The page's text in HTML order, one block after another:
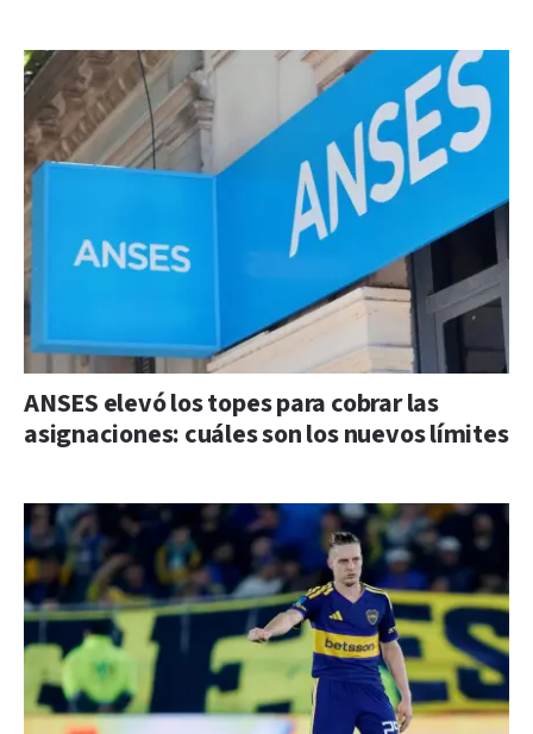
ANSES elevó los topes para cobrar las
asignaciones: cuáles son los nuevos límites